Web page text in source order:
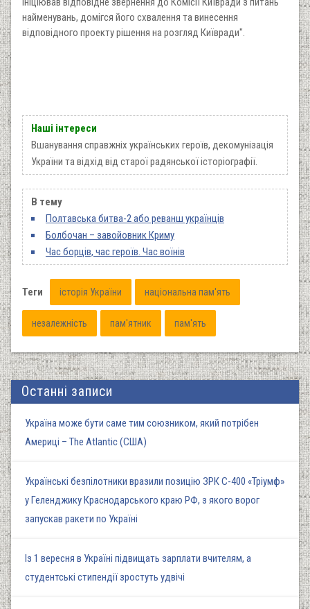
найменувань, домігся його схвалення та винесення
відповідного проекту рішення на розгляд Київради".
Наші інтереси
Вшанування справжніх українських героїв, декомунізація
України та відхід від старої радянської історіографії.
В тему
Полтавська битва-2 або реванш українців
Болбочан – завойовник Криму
Час борців, час героїв. Час воїнів
Теги історія України національна пам'ять
незалежність пам'ятник пам'ять
Останні записи
Україна може бути саме тим союзником, який потрібен
Америці – The Atlantic (США)
Українські безпілотники вразили позицію ЗРК С-400 «Тріумф»
у Геленджику Краснодарського краю РФ, з якого ворог
запускав ракети по Україні
Із 1 вересня в Україні підвищать зарплати вчителям, а
студентські стипендії зростуть удвічі